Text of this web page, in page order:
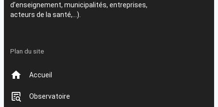
d’enseignement, municipalités, entreprises,
acteurs de la santé,…).
Plan du site
Accueil
Observatoire